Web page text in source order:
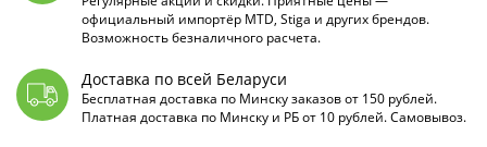
официальный импортёр MTD, Stiga и других брендов.
Возможность безналичного расчета.
Доставка по всей Беларуси
Бесплатная доставка по Минску заказов от 150 рублей.
Платная доставка по Минску и РБ от 10 рублей. Самовывоз.